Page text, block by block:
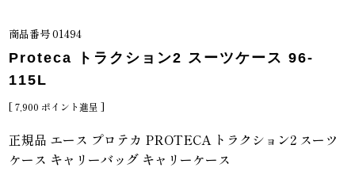
商品番号01494
Proteca トラクション2 スーツケース 96-
115L
[7,900 ポイント進呈 ]
正規品 エース プロテカ PROTECA トラクション2 スーツ
ケース キャリーバッグ キャリーケース